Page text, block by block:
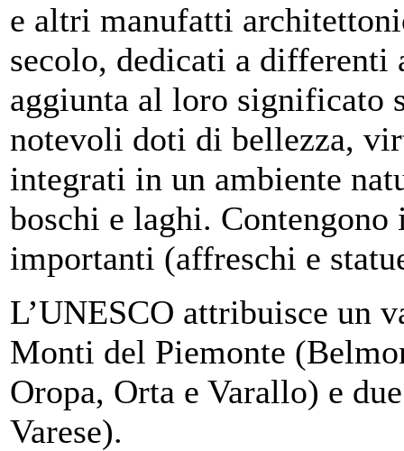
e altri manufatti
secolo, dedicati a differenti
aggiunta al loro significato
notevoli doti di bellezza,
integrati in un ambiente
boschi e laghi.
importanti (affreschi e
L’UNESCO attribuisce un
Monti del Piemonte
Oropa, Orta e Varallo) e
Varese).